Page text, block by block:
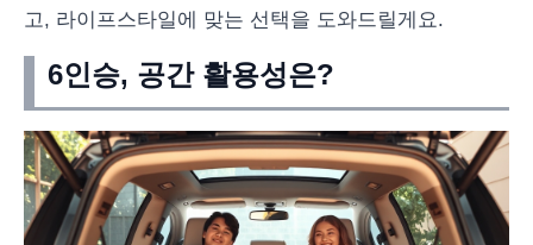
고, 라이프스타일에 맞는 선택을 도와드릴게요.
6인승, 공간 활용성은?